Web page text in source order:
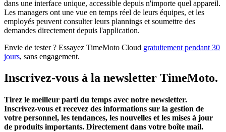
dans une interface unique, accessible depuis n'importe quel appareil.
Les managers ont une vue en temps réel de leurs équipes, et les
employés peuvent consulter leurs plannings et soumettre des
demandes directement depuis l'application.
Envie de tester ? Essayez TimeMoto Cloud gratuitement pendant 30
jours, sans engagement.
Inscrivez-vous à la newsletter TimeMoto.
Tirez le meilleur parti du temps avec notre newsletter.
Inscrivez-vous et recevez des informations sur la gestion de
votre personnel, les tendances, les nouvelles et les mises à jour
de produits importants. Directement dans votre boîte mail.